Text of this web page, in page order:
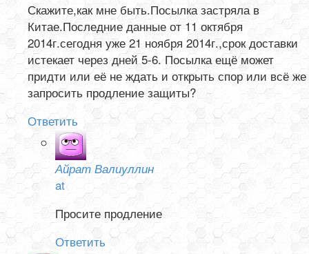
Скажите,как мне быть.Посылка застряла в
Китае.Последние данные от 11 октября
2014г.сегодня уже 21 ноября 2014г.,срок доставки
истекает через дней 5-6. Посылка ещё может
придти или её не ждать и открыть спор или всё же
запросить продление защиты?
Ответить
Айрат Валиуллин
at
Просите продление
Ответить